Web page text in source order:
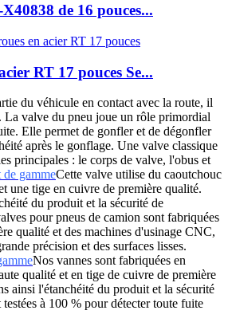
de 16 pouces...
RT 17 pouces Se...
du véhicule en contact avec la route, il
La valve du pneu joue un rôle primordial
Elle permet de gonfler et de dégonfler
après le gonflage. Une valve classique
principales : le corps de valve, l'obus et
gammeCette valve utilise du caoutchouc
une tige en cuivre de première qualité.
du produit et la sécurité de
pour pneus de camion sont fabriquées
qualité et des machines d'usinage CNC,
précision et des surfaces lisses.
Nos vannes sont fabriquées en
qualité et en tige de cuivre de première
ainsi l'étanchéité du produit et la sécurité
à 100 % pour détecter toute fuite